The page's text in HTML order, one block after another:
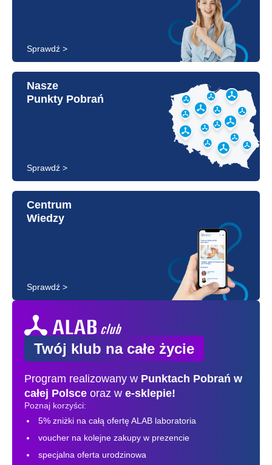
Sprawdź >
Nasze
Punkty Pobrań
Sprawdź >
Centrum
Wiedzy
Sprawdź >
Twój klub na całe życie
Program realizowany w Punktach Pobrań w
całej Polsce oraz w e-sklepie!
Poznaj korzyści:
5% zniżki na całą ofertę ALAB laboratoria
voucher na kolejne zakupy w prezencie
specjalna oferta urodzinowa